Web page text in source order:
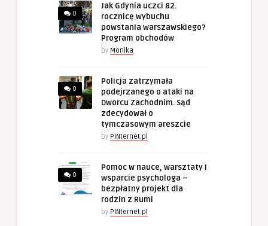
0
Jak Gdynia uczci 82.
rocznicę wybuchu
powstania warszawskiego?
Program obchodów
by Monika
0
Policja zatrzymała
podejrzanego o ataki na
Dworcu Zachodnim. Sąd
zdecydował o
tymczasowym areszcie
by PINternet.pl
0
Pomoc w nauce, warsztaty i
wsparcie psychologa –
bezpłatny projekt dla
rodzin z Rumi
by PINternet.pl